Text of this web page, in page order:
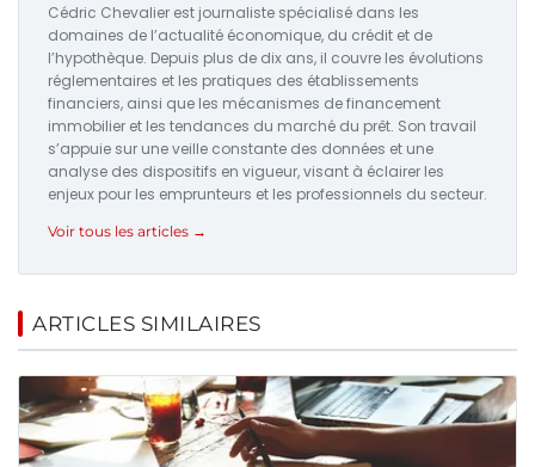
Cédric Chevalier est journaliste spécialisé dans les
domaines de l’actualité économique, du crédit et de
l’hypothèque. Depuis plus de dix ans, il couvre les évolutions
réglementaires et les pratiques des établissements
financiers, ainsi que les mécanismes de financement
immobilier et les tendances du marché du prêt. Son travail
s’appuie sur une veille constante des données et une
analyse des dispositifs en vigueur, visant à éclairer les
enjeux pour les emprunteurs et les professionnels du secteur.
Voir tous les articles →
ARTICLES SIMILAIRES